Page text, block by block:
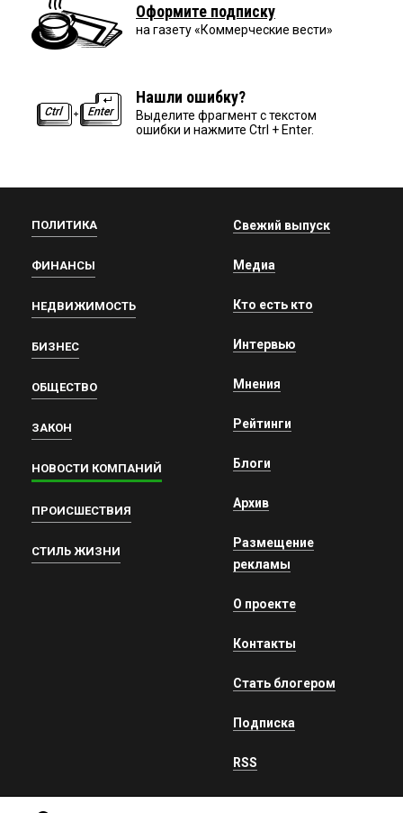
Оформите подписку
на газету «Коммерческие вести»
Нашли ошибку?
Выделите фрагмент с текстом
ошибки и нажмите Ctrl + Enter.
ПОЛИТИКА
ФИНАНСЫ
НЕДВИЖИМОСТЬ
БИЗНЕС
ОБЩЕСТВО
ЗАКОН
НОВОСТИ КОМПАНИЙ
ПРОИСШЕСТВИЯ
СТИЛЬ ЖИЗНИ
Свежий выпуск
Медиа
Кто есть кто
Интервью
Мнения
Рейтинги
Блоги
Архив
Размещение
рекламы
О проекте
Контакты
Стать блогером
Подписка
RSS